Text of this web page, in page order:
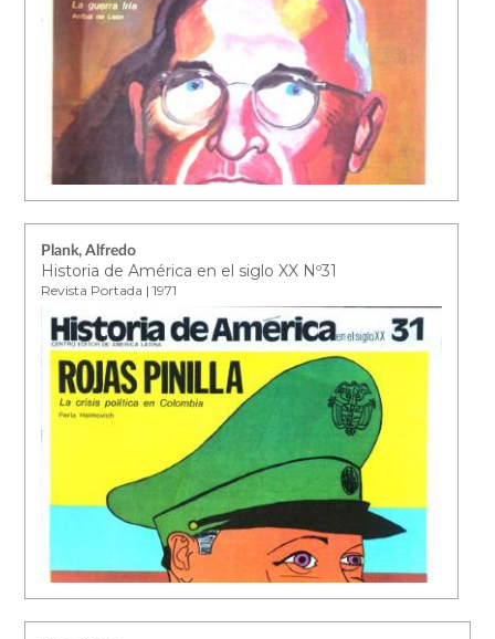
Plank, Alfredo
Historia de América en el siglo XX Nº31
Revista Portada | 1971